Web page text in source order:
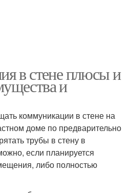
в стене плюсы и
и
коммуникации в стене на
доме по предварительно
трубы в стену в
если планируется
либо полностью